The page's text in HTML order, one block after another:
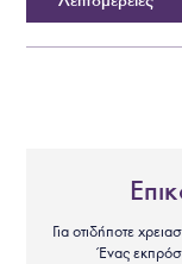
Για οτιδήποτε
Ένας